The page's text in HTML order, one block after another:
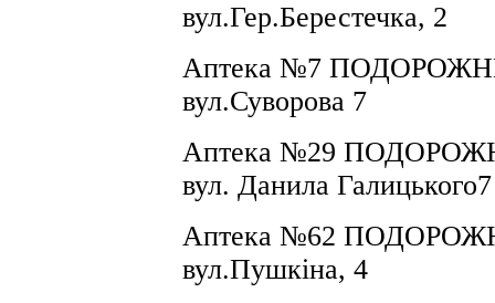
вул.Гер.Берестечка, 2
Аптека №7
вул.Суворова 7
Аптека №29
вул. Данила Галицького7
Аптека №62
вул.Пушкіна, 4